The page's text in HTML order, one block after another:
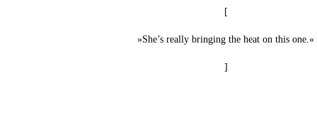
[
»She’s real­ly brin­ging the heat on this one.«
]